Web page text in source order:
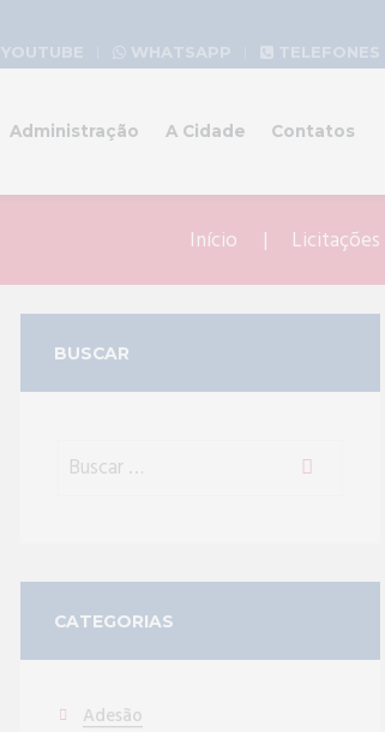
YOUTUBE WHATSAPP TELEFONES
Administração A Cidade Contatos
Início Licitações
BUSCAR
CATEGORIAS
Adesão